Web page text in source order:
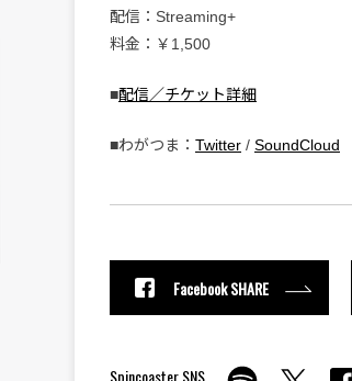
配信：Streaming+
料金：￥1,500
■配信／チケット詳細
■わがつま： Twitter / SoundCloud
Facebook SHARE
Spincoaster SNS